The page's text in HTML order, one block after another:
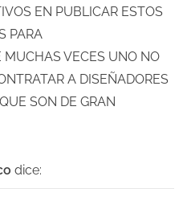
EN PUBLICAR ESTOS
PARA
MUCHAS VECES UNO NO
A DISEÑADORES
SON DE GRAN
dice: